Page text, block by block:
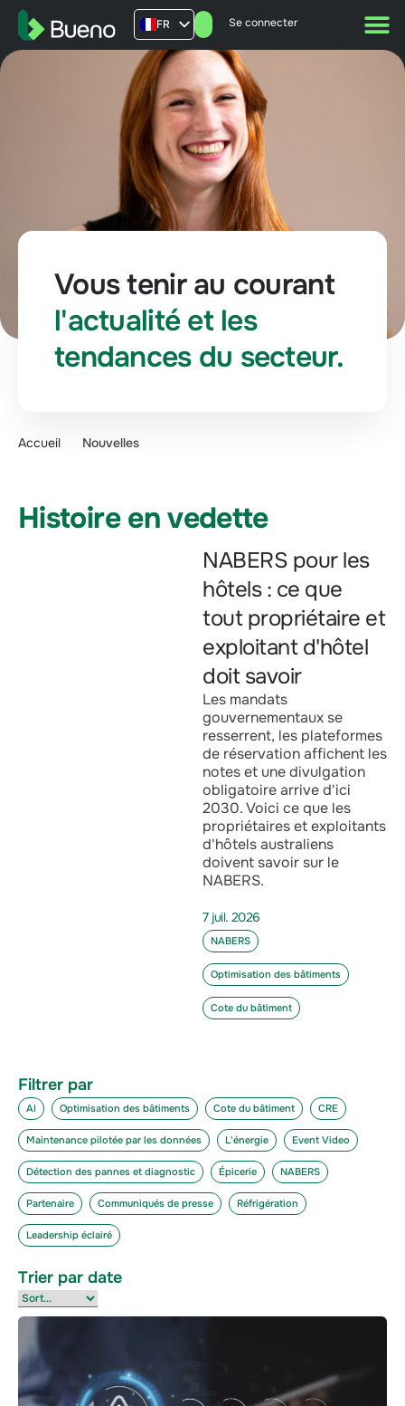
FR
AU
US
UK
Se connecter
Vous tenir au courant
l'actualité et les
tendances du secteur.
Accueil Nouvelles
Histoire en vedette
NABERS pour les
hôtels : ce que
tout propriétaire et
exploitant d'hôtel
doit savoir
Les mandats
gouvernementaux se
resserrent, les plateformes
de réservation affichent les
notes et une divulgation
obligatoire arrive d'ici
2030. Voici ce que les
propriétaires et exploitants
d'hôtels australiens
doivent savoir sur le
NABERS.
7 juil. 2026
NABERS
Optimisation des bâtiments
Cote du bâtiment
Filtrer par
AI Optimisation des bâtiments Cote du bâtiment CRE
Maintenance pilotée par les données L'énergie Event Video
Détection des pannes et diagnostic Épicerie NABERS
Partenaire Communiqués de presse Réfrigération
Leadership éclairé
Trier par date